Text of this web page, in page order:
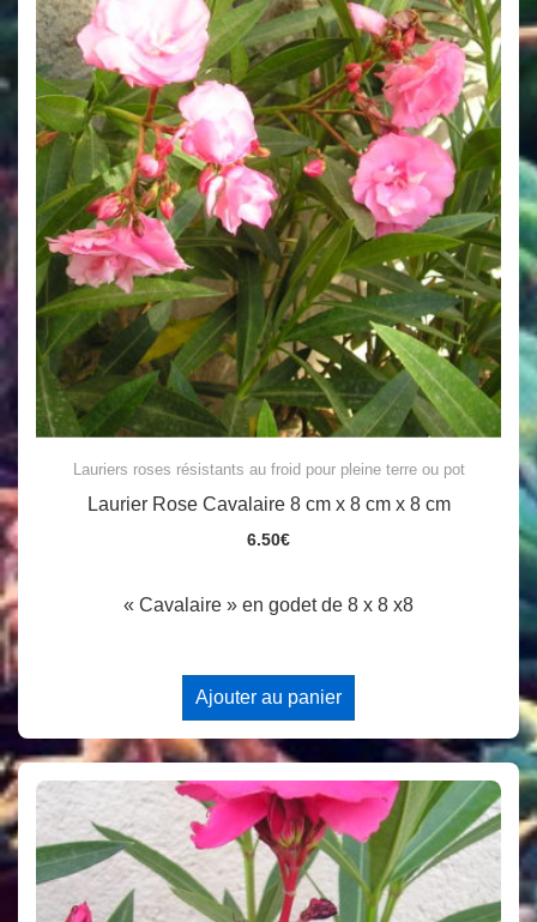
Lauriers roses résistants au froid pour pleine terre ou pot
Laurier Rose Cavalaire 8 cm x 8 cm x 8 cm
6.50€
« Cavalaire » en godet de 8 x 8 x8
Ajouter au panier